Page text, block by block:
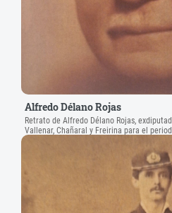
Alfredo Délano Rojas
Retrato de Alfredo Délano Rojas,
Vallenar, Chañaral y Freirina para el